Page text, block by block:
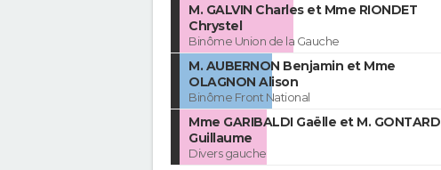
M. GALVIN Charles et Mme RIONDET
Chrystel
Binôme Union de la Gauche
M. AUBERNON Benjamin et Mme
OLAGNON Alison
Binôme Front National
Mme GARIBALDI Gaëlle et M. GONTARD
Guillaume
Divers gauche